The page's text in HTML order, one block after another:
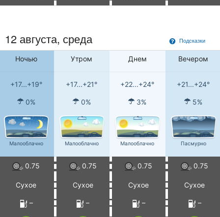
Подсказки
12 августа, среда
Ночью Утром Днем Вечером
+17...+19° +17...+21° +22...+24° +21...+24°
0% 0% 3% 5%
Малооблачно Малооблачно Малооблачно Пасмурно
0.75 0.75 0.75 0.75
Сухое Сухое Сухое Сухое
– – – –